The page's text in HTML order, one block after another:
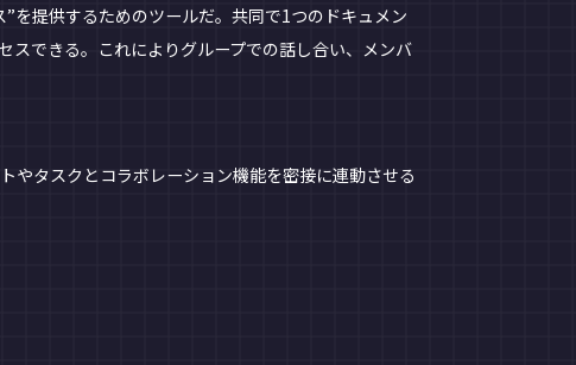
を提供するためのツールだ。共同で1つのドキュメン
スできる。これによりグループでの話し合い、メンバ
やタスクとコラボレーション機能を密接に連動させる